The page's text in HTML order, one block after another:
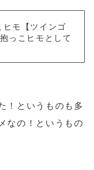
ヒモ【ツインゴ
っこヒモとして
！というものも多
なの！というもの